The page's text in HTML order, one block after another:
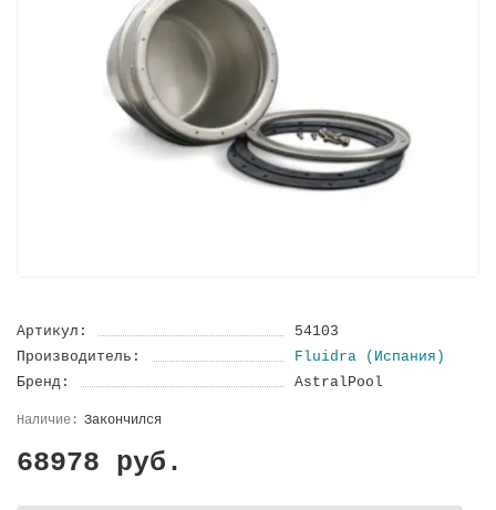
Артикул:
54103
Производитель:
Fluidra (Испания)
Бренд:
AstralPool
Закончился
68978 руб.